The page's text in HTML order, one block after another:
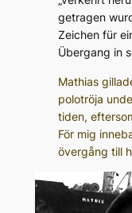
getragen
Zeichen für
Übergang in
Mathias
polotröja
tiden,
För mig
övergång till